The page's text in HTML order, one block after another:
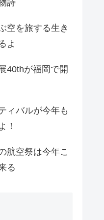
詩
空を旅する生き
よ
40thが福岡で開
ィバルが今年も
！
航空祭は今年こ
る